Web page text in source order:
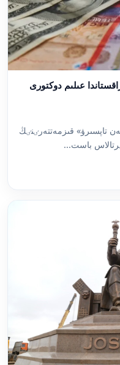
عىلىم دوكتورى
تاپسىرۋ» قىزمەتتەرٸنٸڭ
باست...